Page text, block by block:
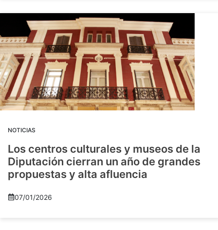
NOTICIAS
Los centros culturales y museos de la
Diputación cierran un año de grandes
propuestas y alta afluencia
07/01/2026